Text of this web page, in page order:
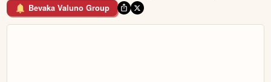
Bevaka Valuno Group